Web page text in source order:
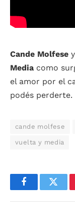
Cande Molfese y
Media como
el amor por el
podés perderte.
cande molfese
vuelta y media
Facebook